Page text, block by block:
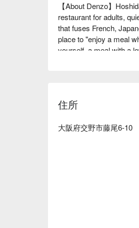
【About Denzo】
restaurant for adults,
that fuses French,
place to "enjoy a meal
yourself, a meal with a
※ This translation
住所
大阪府交野市藤尾6-10